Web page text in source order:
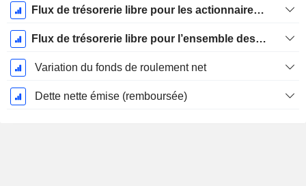
Flux de trésorerie libre pour les actionnaires FCFE
Flux de trésorerie libre pour l’ensemble des pourvoyeurs de fonds (créanciers et actionnaires) FCFF
Variation du fonds de roulement net
Dette nette émise (remboursée)